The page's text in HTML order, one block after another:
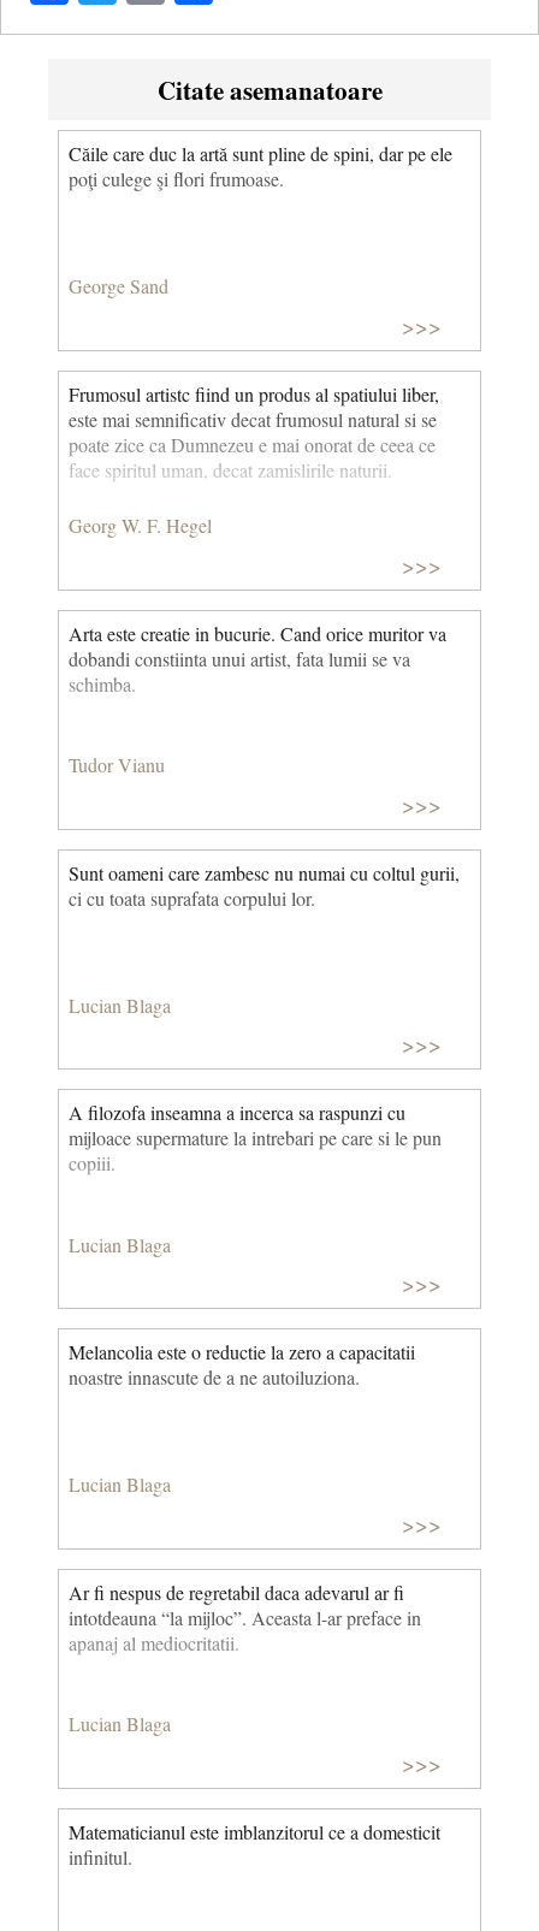
Citate asemanatoare
Căile care duc la artă sunt pline de spini, dar pe ele
poţi culege şi flori frumoase.
George Sand
>>>
Frumosul artistc fiind un produs al spatiului liber,
este mai semnificativ decat frumosul natural si se
poate zice ca Dumnezeu e mai onorat de ceea ce
face spiritul uman, decat zamislirile naturii.
Georg W. F. Hegel
>>>
Arta este creatie in bucurie. Cand orice muritor va
dobandi constiinta unui artist, fata lumii se va
schimba.
Tudor Vianu
>>>
Sunt oameni care zambesc nu numai cu coltul gurii,
ci cu toata suprafata corpului lor.
Lucian Blaga
>>>
A filozofa inseamna a incerca sa raspunzi cu
mijloace supermature la intrebari pe care si le pun
copiii.
Lucian Blaga
>>>
Melancolia este o reductie la zero a capacitatii
noastre innascute de a ne autoiluziona.
Lucian Blaga
>>>
Ar fi nespus de regretabil daca adevarul ar fi
intotdeauna “la mijloc”. Aceasta l-ar preface in
apanaj al mediocritatii.
Lucian Blaga
>>>
Matematicianul este imblanzitorul ce a domesticit
infinitul.